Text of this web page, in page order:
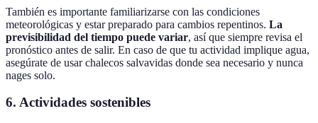
También es importante familiarizarse con las condiciones
meteorológicas y estar preparado para cambios repentinos. La
previsibilidad del tiempo puede variar, así que siempre revisa el
pronóstico antes de salir. En caso de que tu actividad implique agua,
asegúrate de usar chalecos salvavidas donde sea necesario y nunca
nages solo.
6. Actividades sostenibles